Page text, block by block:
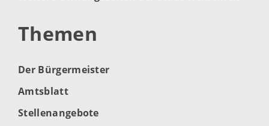
Themen
Der Bürgermeister
Amtsblatt
Stellenangebote